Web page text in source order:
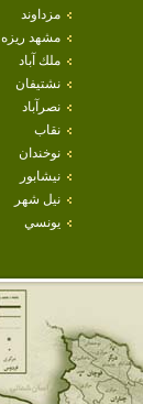
مزداوند
مشهد ريزه
ملك آباد
نشتيفان
نصرآباد
نقاب
نوخندان
نيشابور
نيل شهر
يونسي